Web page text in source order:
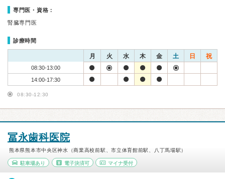
専門医・資格：
腎臓専門医
診療時間
月 火 水 木 金 土 日 祝
08:30-13:00
14:00-17:30
08:30-12:30
冨永歯科医院
熊本県熊本市中央区神水（商業高校前駅、市立体育館前駅、八丁馬場駅）
駐車場あり 電子決済可 マイナ受付